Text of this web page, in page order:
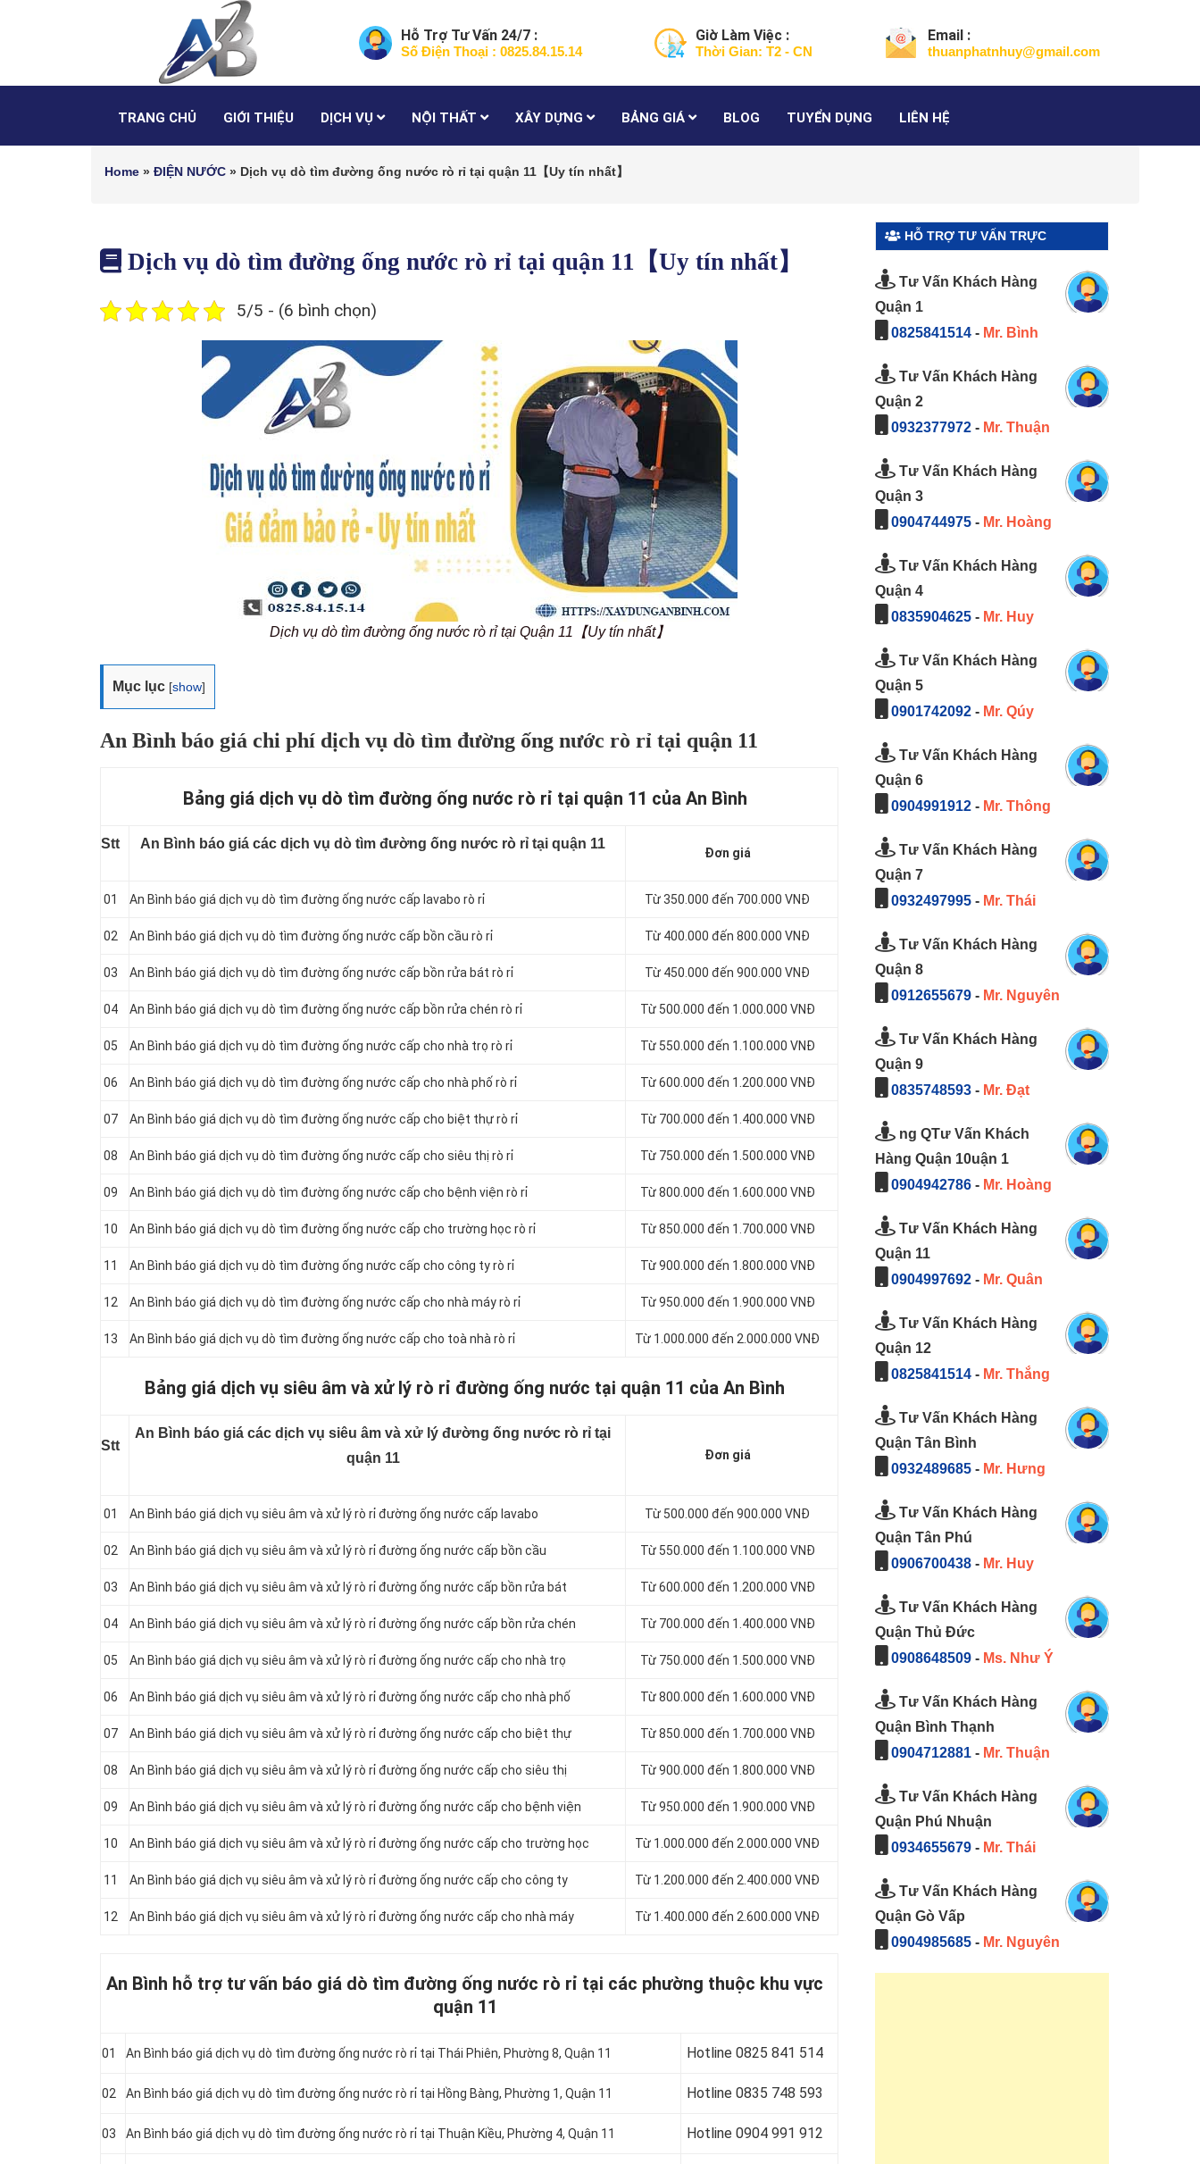
Hỗ Trợ Tư Vấn 24/7 :
Số Điện Thoại : 0825.84.15.14
Giờ Làm Việc :
Thời Gian: T2 - CN
Email :
thuanphatnhuy@gmail.com
TRANG CHỦ GIỚI THIỆU DỊCH VỤ NỘI THẤT XÂY DỰNG BẢNG GIÁ BLOG TUYỂN DỤNG LIÊN HỆ
Home » ĐIỆN NƯỚC » Dịch vụ dò tìm đường ống nước rò rỉ tại quận 11【Uy tín nhất】
Dịch vụ dò tìm đường ống nước rò rỉ tại quận 11【Uy tín nhất】
5/5 - (6 bình chọn)
Dịch vụ dò tìm đường ống nước rò rỉ tại Quận 11【Uy tín nhất】
Mục lục [show]
An Bình báo giá chi phí dịch vụ dò tìm đường ống nước rò rỉ tại quận 11
Bảng giá dịch vụ dò tìm đường ống nước rò rỉ tại quận 11 của An Bình
Stt An Bình báo giá các dịch vụ dò tìm đường ống nước rò rỉ tại quận 11
Đơn giá
01 An Bình báo giá dịch vụ dò tìm đường ống nước cấp lavabo rò rỉ Từ 350.000 đến 700.000 VNĐ
02 An Bình báo giá dịch vụ dò tìm đường ống nước cấp bồn cầu rò rỉ Từ 400.000 đến 800.000 VNĐ
03 An Bình báo giá dịch vụ dò tìm đường ống nước cấp bồn rửa bát rò rỉ Từ 450.000 đến 900.000 VNĐ
04 An Bình báo giá dịch vụ dò tìm đường ống nước cấp bồn rửa chén rò rỉ Từ 500.000 đến 1.000.000 VNĐ
05 An Bình báo giá dịch vụ dò tìm đường ống nước cấp cho nhà trọ rò rỉ Từ 550.000 đến 1.100.000 VNĐ
06 An Bình báo giá dịch vụ dò tìm đường ống nước cấp cho nhà phố rò rỉ Từ 600.000 đến 1.200.000 VNĐ
07 An Bình báo giá dịch vụ dò tìm đường ống nước cấp cho biệt thự rò rỉ Từ 700.000 đến 1.400.000 VNĐ
08 An Bình báo giá dịch vụ dò tìm đường ống nước cấp cho siêu thị rò rỉ Từ 750.000 đến 1.500.000 VNĐ
09 An Bình báo giá dịch vụ dò tìm đường ống nước cấp cho bệnh viện rò rỉ Từ 800.000 đến 1.600.000 VNĐ
10 An Bình báo giá dịch vụ dò tìm đường ống nước cấp cho trường học rò rỉ Từ 850.000 đến 1.700.000 VNĐ
11 An Bình báo giá dịch vụ dò tìm đường ống nước cấp cho công ty rò rỉ Từ 900.000 đến 1.800.000 VNĐ
12 An Bình báo giá dịch vụ dò tìm đường ống nước cấp cho nhà máy rò rỉ Từ 950.000 đến 1.900.000 VNĐ
13 An Bình báo giá dịch vụ dò tìm đường ống nước cấp cho toà nhà rò rỉ Từ 1.000.000 đến 2.000.000 VNĐ
Bảng giá dịch vụ siêu âm và xử lý rò rỉ đường ống nước tại quận 11 của An Bình
Stt
An Bình báo giá các dịch vụ siêu âm và xử lý đường ống nước rò rỉ tại
quận 11
Đơn giá
01 An Bình báo giá dịch vụ siêu âm và xử lý rò rỉ đường ống nước cấp lavabo Từ 500.000 đến 900.000 VNĐ
02 An Bình báo giá dịch vụ siêu âm và xử lý rò rỉ đường ống nước cấp bồn cầu Từ 550.000 đến 1.100.000 VNĐ
03 An Bình báo giá dịch vụ siêu âm và xử lý rò rỉ đường ống nước cấp bồn rửa bát Từ 600.000 đến 1.200.000 VNĐ
04 An Bình báo giá dịch vụ siêu âm và xử lý rò rỉ đường ống nước cấp bồn rửa chén Từ 700.000 đến 1.400.000 VNĐ
05 An Bình báo giá dịch vụ siêu âm và xử lý rò rỉ đường ống nước cấp cho nhà trọ Từ 750.000 đến 1.500.000 VNĐ
06 An Bình báo giá dịch vụ siêu âm và xử lý rò rỉ đường ống nước cấp cho nhà phố Từ 800.000 đến 1.600.000 VNĐ
07 An Bình báo giá dịch vụ siêu âm và xử lý rò rỉ đường ống nước cấp cho biệt thự Từ 850.000 đến 1.700.000 VNĐ
08 An Bình báo giá dịch vụ siêu âm và xử lý rò rỉ đường ống nước cấp cho siêu thị Từ 900.000 đến 1.800.000 VNĐ
09 An Bình báo giá dịch vụ siêu âm và xử lý rò rỉ đường ống nước cấp cho bệnh viện Từ 950.000 đến 1.900.000 VNĐ
10 An Bình báo giá dịch vụ siêu âm và xử lý rò rỉ đường ống nước cấp cho trường học Từ 1.000.000 đến 2.000.000 VNĐ
11 An Bình báo giá dịch vụ siêu âm và xử lý rò rỉ đường ống nước cấp cho công ty Từ 1.200.000 đến 2.400.000 VNĐ
12 An Bình báo giá dịch vụ siêu âm và xử lý rò rỉ đường ống nước cấp cho nhà máy Từ 1.400.000 đến 2.600.000 VNĐ
An Bình hỗ trợ tư vấn báo giá dò tìm đường ống nước rò rỉ tại các phường thuộc khu vực
quận 11
01 An Bình báo giá dịch vụ dò tìm đường ống nước rò rỉ tại Thái Phiên, Phường 8, Quận 11 Hotline 0825 841 514
02 An Bình báo giá dịch vụ dò tìm đường ống nước rò rỉ tại Hồng Bàng, Phường 1, Quận 11 Hotline 0835 748 593
03 An Bình báo giá dịch vụ dò tìm đường ống nước rò rỉ tại Thuận Kiều, Phường 4, Quận 11 Hotline 0904 991 912
HỖ TRỢ TƯ VẤN TRỰC
Tư Vấn Khách Hàng
Quận 1
0825841514- Mr. Bình
Tư Vấn Khách Hàng
Quận 2
0932377972- Mr. Thuận
Tư Vấn Khách Hàng
Quận 3
0904744975- Mr. Hoàng
Tư Vấn Khách Hàng
Quận 4
0835904625- Mr. Huy
Tư Vấn Khách Hàng
Quận 5
0901742092- Mr. Qúy
Tư Vấn Khách Hàng
Quận 6
0904991912- Mr. Thông
Tư Vấn Khách Hàng
Quận 7
0932497995- Mr. Thái
Tư Vấn Khách Hàng
Quận 8
0912655679- Mr. Nguyên
Tư Vấn Khách Hàng
Quận 9
0835748593- Mr. Đạt
ng QTư Vấn Khách
Hàng Quận 10uận 1
0904942786- Mr. Hoàng
Tư Vấn Khách Hàng
Quận 11
0904997692- Mr. Quân
Tư Vấn Khách Hàng
Quận 12
0825841514- Mr. Thắng
Tư Vấn Khách Hàng
Quận Tân Bình
0932489685- Mr. Hưng
Tư Vấn Khách Hàng
Quận Tân Phú
0906700438- Mr. Huy
Tư Vấn Khách Hàng
Quận Thủ Đức
0908648509- Ms. Như Ý
Tư Vấn Khách Hàng
Quận Bình Thạnh
0904712881- Mr. Thuận
Tư Vấn Khách Hàng
Quận Phú Nhuận
0934655679- Mr. Thái
Tư Vấn Khách Hàng
Quận Gò Vấp
0904985685- Mr. Nguyên